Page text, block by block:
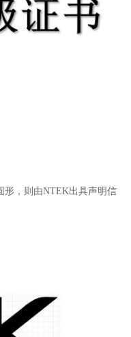
形，则由NTEK出具声明信